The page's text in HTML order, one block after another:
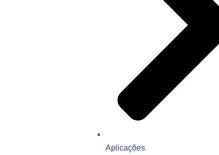
Aplicações